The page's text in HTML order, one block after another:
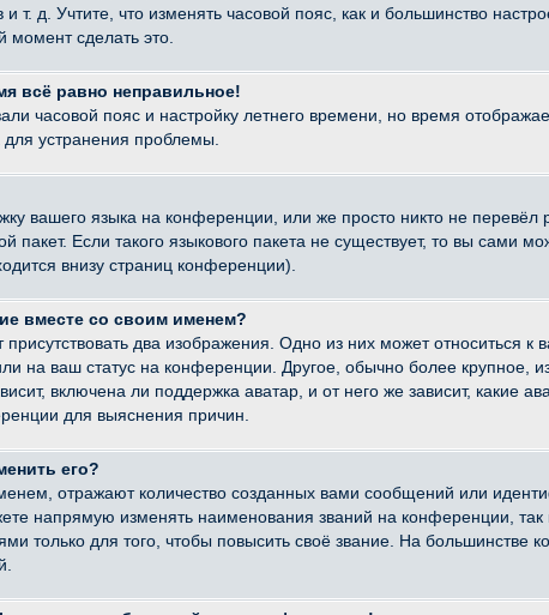
т. д. Учтите, что изменять часовой пояс, как и большинство
момент сделать это.
всё равно неправильное!
часовой пояс и настройку летнего времени, но время
устранения проблемы.
вашего языка на конференции, или же просто никто не
пакет. Если такого языкового пакета не существует, то вы
внизу страниц конференции).
вместе со своим именем?
два изображения. Одно из них может относиться
на ваш статус на конференции. Другое, обычно более крупное,
включена ли поддержка аватар, и от него же зависит, какие
для выяснения причин.
его?
отражают количество созданных вами сообщений или
напрямую изменять наименования званий на конференции,
только для того, чтобы повысить своё звание. На большинстве